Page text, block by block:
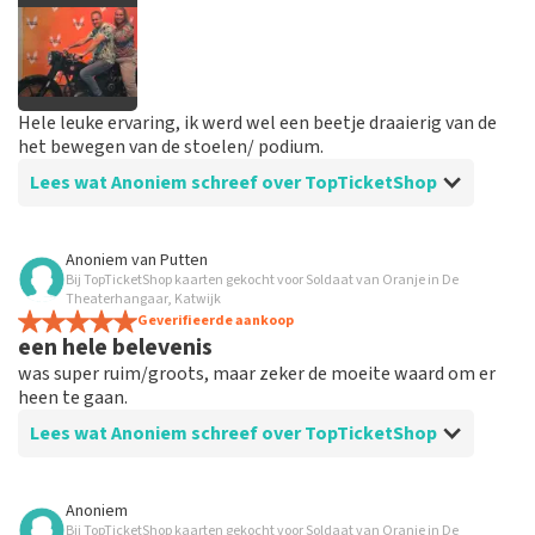
Hele leuke ervaring, ik werd wel een beetje draaierig van de
het bewegen van de stoelen/ podium.
Lees wat Anoniem schreef over TopTicketShop
Beoordeling van Anoniem over
Prima!
Handig site, goede communicatie en duidelijke
berichten via de mail
Anoniem van Putten
Bij TopTicketShop kaarten gekocht voor Soldaat van Oranje in De
Theaterhangaar, Katwijk
Geverifieerde aankoop
een hele belevenis
was super ruim/groots, maar zeker de moeite waard om er
heen te gaan.
Lees wat Anoniem schreef over TopTicketShop
Beoordeling van Anoniem over
Anoniem
Bij TopTicketShop kaarten gekocht voor Soldaat van Oranje in De